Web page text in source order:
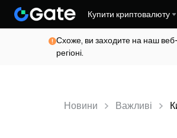
Купити криптовалюту
Схоже, ви заходите на наш
регіоні.
Новини Важливі